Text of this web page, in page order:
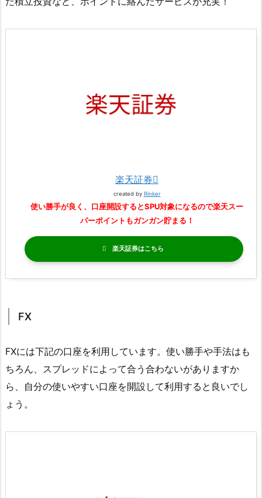
楽天証券
created by Rinker
使い勝手が良く、口座開設するとSPU対象になるので楽天スー
パーポイントもガンガン貯まる！
楽天証券
FX
FXには下記の口座を利用しています。使い勝手や手法はも
ちろん、スプレッドによって合う合わないがありますか
ら、自分の使いやすい口座を開設して利用すると良いでし
ょう。